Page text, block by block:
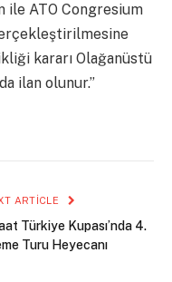
ile ATO Congresium
kararı Olağanüstü
ilan olunur.”
ARTICLE
Türkiye Kupası’nda 4.
Turu Heyecanı